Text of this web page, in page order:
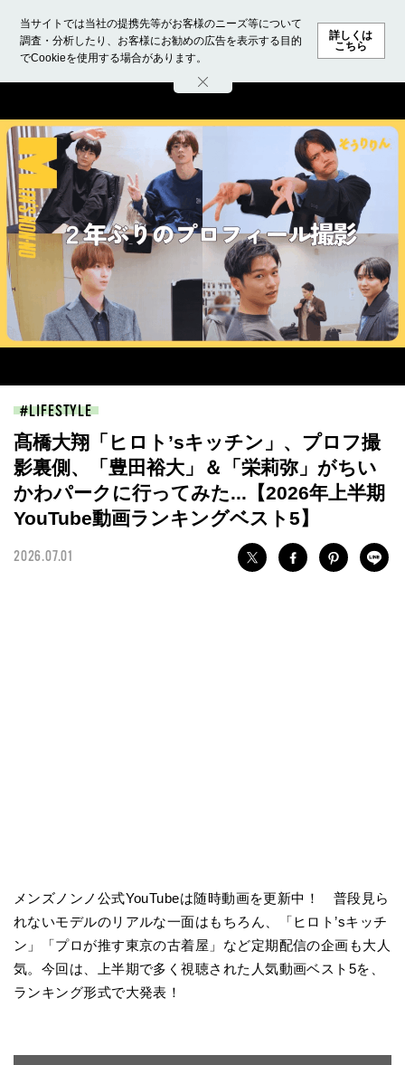
当サイトでは当社の提携先等がお客様のニーズ等について
調査・分析したり、お客様にお勧めの広告を表示する目的
でCookieを使用する場合があります。
詳しくは
こちら
ホーム モデル募集 ランキング ファッション ビューテ
LIFESTYLE
髙橋大翔「ヒロト’sキッチン」、プロフ撮
影裏側、「豊田裕大」＆「栄莉弥」がちい
かわパークに行ってみた...【2026年上半期
YouTube動画ランキングベスト5】
2026.07.01
メンズノンノ公式YouTubeは随時動画を更新中！ 普段見ら
れないモデルのリアルな一面はもちろん、「ヒロト’sキッチ
ン」「プロが推す東京の古着屋」など定期配信の企画も大人
気。今回は、上半期で多く視聴された人気動画ベスト5を、
ランキング形式で大発表！